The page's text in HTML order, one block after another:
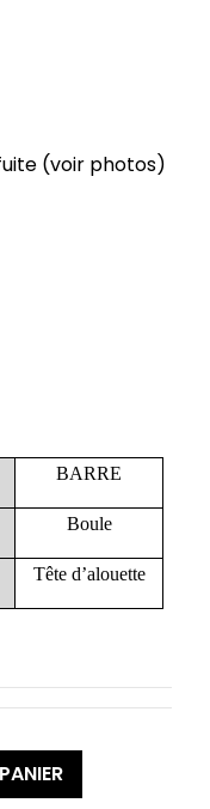
(voir photos)
BARRE
Boule
Tête d’alouette